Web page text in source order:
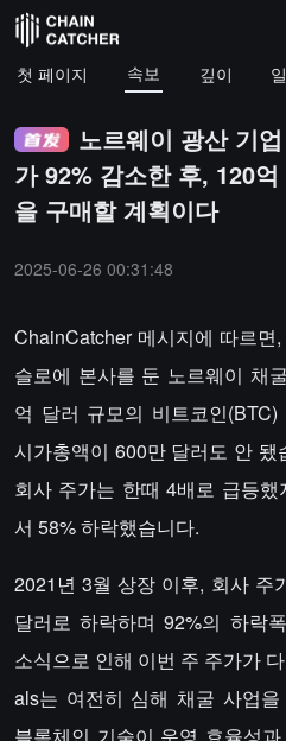
첫 페이지 속보 깊이
노르웨이 광산 기
가 92% 감소한 후, 120
을 구매할 계획이다
2025-06-26 00:31:48
ChainCatcher 메시지에 따르
슬로에 본사를 둔 노르웨이 채
억 달러 규모의 비트코인
시가총액이 600만 달러도 안
회사 주가는 한때 4배로 급등
서 58% 하락했습니다.
2021년 3월 상장 이후, 회사 주
달러로 하락하며 92%의 하락
소식으로 인해 이번 주 주가가
als는 여전히 심해 채굴 사업